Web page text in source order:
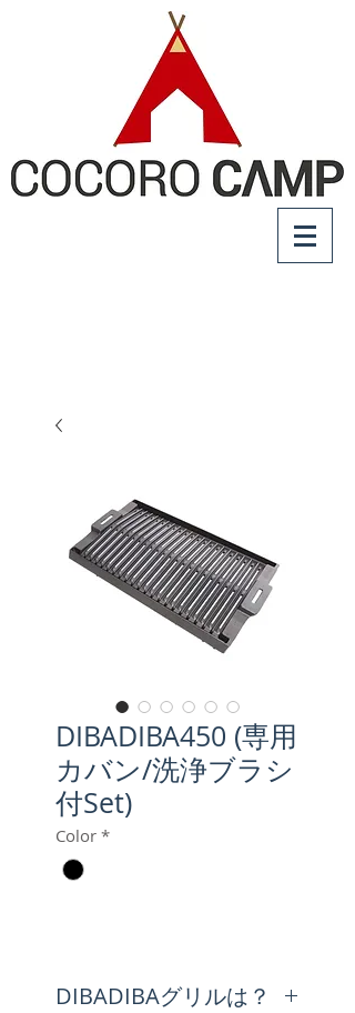
DIBADIBA450 (専用
カバン/洗浄ブラシ
付Set)
Color *
DIBADIBAグリルは？